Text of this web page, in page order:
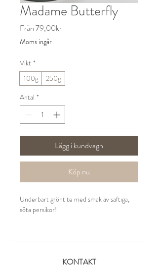
Madame Butterfly
Från79,00krReapris
Moms ingår
Vikt *
100g
250g
Antal *
Lägg i kundvagn
Köp nu
Underbart grönt te med smak av saftiga,
söta persikor!
Grönt te, solrosblad, ananasbitar, arom
KONTAKT